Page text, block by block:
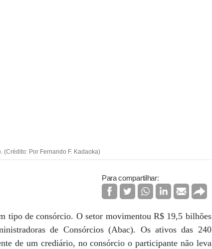
(Crédito: Por Fernando F. Kadaoka)
Para compartilhar:
tipo de consórcio. O setor movimentou R$ 19,5 bilhões
de Consórcios (Abac). Os ativos das 240
de um crediário, no consórcio o participante não leva